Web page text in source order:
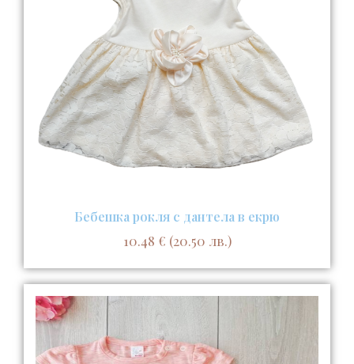
Бебешка рокля с дантела в екрю
10.48 € (20.50 лв.)